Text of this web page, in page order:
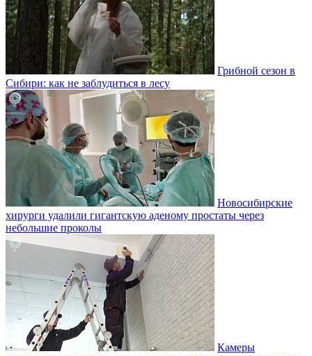
Грибной сезон в
Сибири: как не заблудиться в лесу
Новосибирские
хирурги удалили гигантскую аденому простаты через
небольшие проколы
Камеры